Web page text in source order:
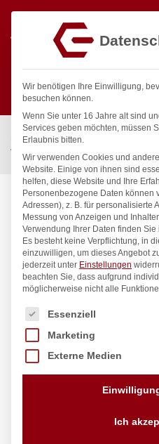
Start / Gastronomiebedarf &
Wassertechnik
Einlochbatterie
Wir benötigen Ihre Einwilligung,
besuchen können.
Wenn Sie unter 16 Jahre alt sind
Services geben möchten, müssen
Erlaubnis bitten.
Wir verwenden Cookies und
Website. Einige von ihnen sind
helfen, diese Website und Ihre
Personenbezogene Daten können
Adressen), z. B. für personalisierte
Messung von Anzeigen und
Verwendung Ihrer Daten finden Sie
Es besteht keine Verpflichtung, in
einzuwilligen, um dieses Angebot
jederzeit unter Einstellungen
beachten Sie, dass aufgrund
möglicherweise nicht alle
Es folgt eine Liste der
Essenziell
Marketing
Externe Medien
Ich